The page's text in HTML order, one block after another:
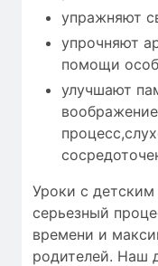
упражняют
упрочняют
помощи
улучшают
Уроки с
серьезный
времени и
родителей. Наш